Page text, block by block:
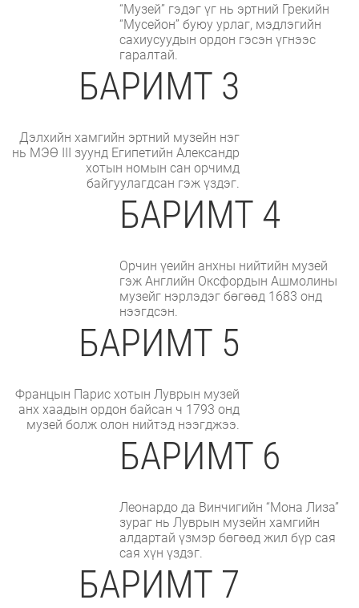
“Музей” гэдэг үг нь эртний Грекийн
“Мусейон” буюу урлаг, мэдлэгийн
сахиусуудын ордон гэсэн үгнээс
гаралтай.
БАРИМТ 3
Дэлхийн хамгийн эртний музейн нэг
нь МЭӨ III зуунд Египетийн Александр
хотын номын сан орчимд
байгуулагдсан гэж үздэг.
БАРИМТ 4
Орчин үеийн анхны нийтийн музей
гэж Английн Оксфордын Ашмолины
музейг нэрлэдэг бөгөөд 1683 онд
нээгдсэн.
БАРИМТ 5
Францын Парис хотын Луврын музей
анх хаадын ордон байсан ч 1793 онд
музей болж олон нийтэд нээгджээ.
БАРИМТ 6
Леонардо да Винчигийн “Мона Лиза”
зураг нь Луврын музейн хамгийн
алдартай үзмэр бөгөөд жил бүр сая
сая хүн үздэг.
БАРИМТ 7